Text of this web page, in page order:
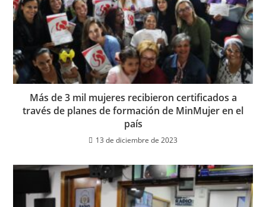
Más de 3 mil mujeres recibieron certificados a
través de planes de formación de MinMujer en el
país
13 de diciembre de 2023